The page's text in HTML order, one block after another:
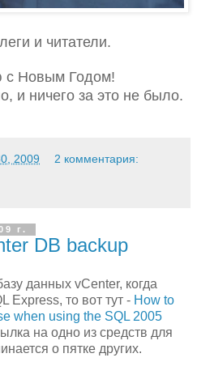
и читатели.
с Новым Годом!
и ничего за это не было.
2009 2 комментария:
г.
DB backup
данных vCenter, когда
Express, то вот тут - How to
when using the SQL 2005
на одно из средств для
о пятке других.